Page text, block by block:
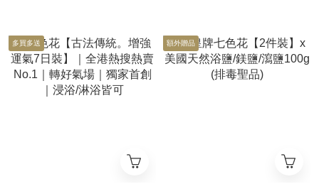
多買多送 額外贈品